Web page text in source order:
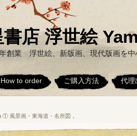
書店 浮世絵
創業 浮世絵、新版画、現代版画を
How to order ご購入方法 代理
① 風景画・東海道・名所図 ，